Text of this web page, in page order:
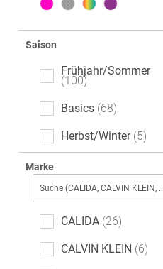
Saison
Frühjahr/Sommer
100
Basics 68
Herbst/Winter 5
Marke
CALIDA 26
CALVIN KLEIN 6